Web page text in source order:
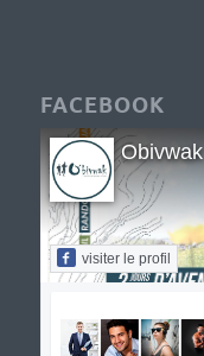
FACEBOOK
Obivwak
visiter le profil